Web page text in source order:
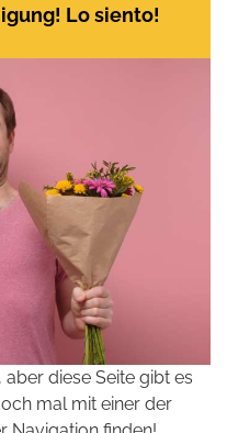
Lo siento!
diese Seite gibt es
mal mit einer der